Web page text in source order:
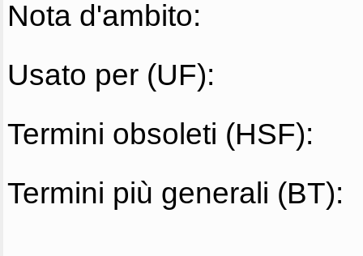
Nota d'ambito:
Usato per (UF):
Termini obsoleti (HSF):
Termini più generali (BT):